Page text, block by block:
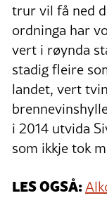
trur vil få ned
ordninga har
vert i røynda
stadig fleire
landet, vert
i 2014 utvida
som ikkje tok
LES OGSÅ: